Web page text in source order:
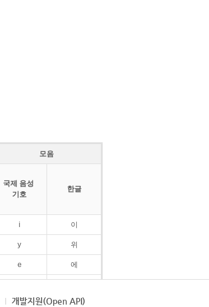
모음
국제 음성
기호
한글
i 이
y 위
e 에
ɛ 에
개발지원(Open API)